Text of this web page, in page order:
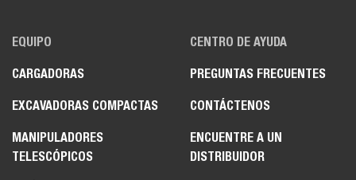
EQUIPO
CARGADORAS
EXCAVADORAS COMPACTAS
MANIPULADORES
TELESCÓPICOS
CENTRO DE AYUDA
PREGUNTAS FRECUENTES
CONTÁCTENOS
ENCUENTRE A UN
DISTRIBUIDOR